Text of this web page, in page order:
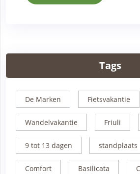
Tags
De Marken Fietsvakantie
Wandelvakantie Friuli
9 tot 13 dagen standplaats
Comfort Basilicata